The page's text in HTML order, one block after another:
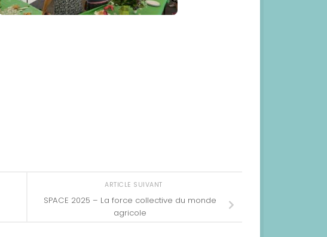
ARTICLE SUIVANT
SPACE 2025 – La force collective du monde
agricole